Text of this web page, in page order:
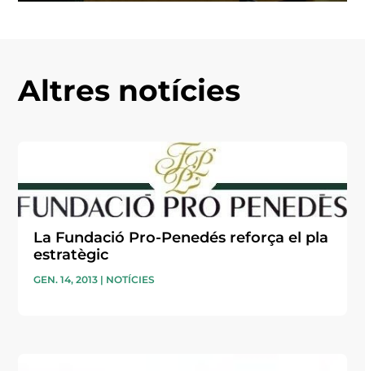
Altres notícies
La Fundació Pro-Penedés reforça el pla
estratègic
GEN. 14, 2013 | NOTÍCIES